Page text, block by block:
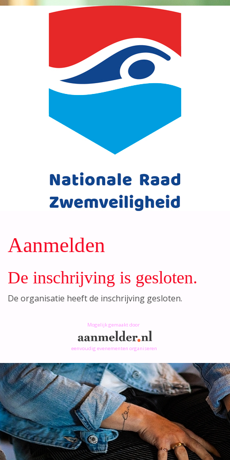
Aanmelden
De inschrijving is gesloten.
De organisatie heeft de inschrijving gesloten.
Mogelijk gemaakt door
eenvoudig evenementen organiseren